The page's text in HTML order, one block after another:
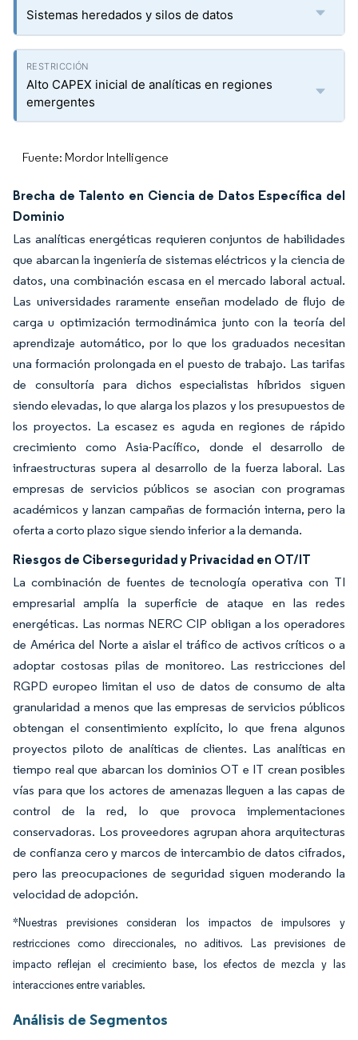
Sistemas heredados y silos de datos
Alto CAPEX inicial de analíticas en regiones
emergentes
Fuente: Mordor Intelligence
Brecha de Talento en Ciencia de Datos Específica del
Dominio
Las analíticas energéticas requieren conjuntos de habilidades
que abarcan la ingeniería de sistemas eléctricos y la ciencia de
datos, una combinación escasa en el mercado laboral actual.
Las universidades raramente enseñan modelado de flujo de
carga u optimización termodinámica junto con la teoría del
aprendizaje automático, por lo que los graduados necesitan
una formación prolongada en el puesto de trabajo. Las tarifas
de consultoría para dichos especialistas híbridos siguen
siendo elevadas, lo que alarga los plazos y los presupuestos de
los proyectos. La escasez es aguda en regiones de rápido
crecimiento como Asia-Pacífico, donde el desarrollo de
infraestructuras supera al desarrollo de la fuerza laboral. Las
empresas de servicios públicos se asocian con programas
académicos y lanzan campañas de formación interna, pero la
oferta a corto plazo sigue siendo inferior a la demanda.
Riesgos de Ciberseguridad y Privacidad en OT/IT
La combinación de fuentes de tecnología operativa con TI
empresarial amplía la superficie de ataque en las redes
energéticas. Las normas NERC CIP obligan a los operadores
de América del Norte a aislar el tráfico de activos críticos o a
adoptar costosas pilas de monitoreo. Las restricciones del
RGPD europeo limitan el uso de datos de consumo de alta
granularidad a menos que las empresas de servicios públicos
obtengan el consentimiento explícito, lo que frena algunos
proyectos piloto de analíticas de clientes. Las analíticas en
tiempo real que abarcan los dominios OT e IT crean posibles
vías para que los actores de amenazas lleguen a las capas de
control de la red, lo que provoca implementaciones
conservadoras. Los proveedores agrupan ahora arquitecturas
de confianza cero y marcos de intercambio de datos cifrados,
pero las preocupaciones de seguridad siguen moderando la
velocidad de adopción.
*Nuestras previsiones consideran los impactos de impulsores y
restricciones como direccionales, no aditivos. Las previsiones de
impacto reflejan el crecimiento base, los efectos de mezcla y las
interacciones entre variables.
Análisis de Segmentos